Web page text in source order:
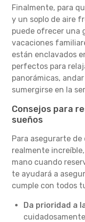
Finalmente, para
y un soplo de aire
puede ofrecer una
vacaciones
están enclavados
perfectos para
panorámicas,
sumergirse en la
Consejos para
sueños
Para asegurarte
realmente
mano cuando
te ayudará a
cumple con todos
Da prioridad a